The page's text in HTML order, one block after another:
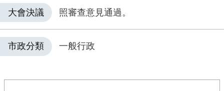
大會決議 照審查意見通過。
市政分類 一般行政